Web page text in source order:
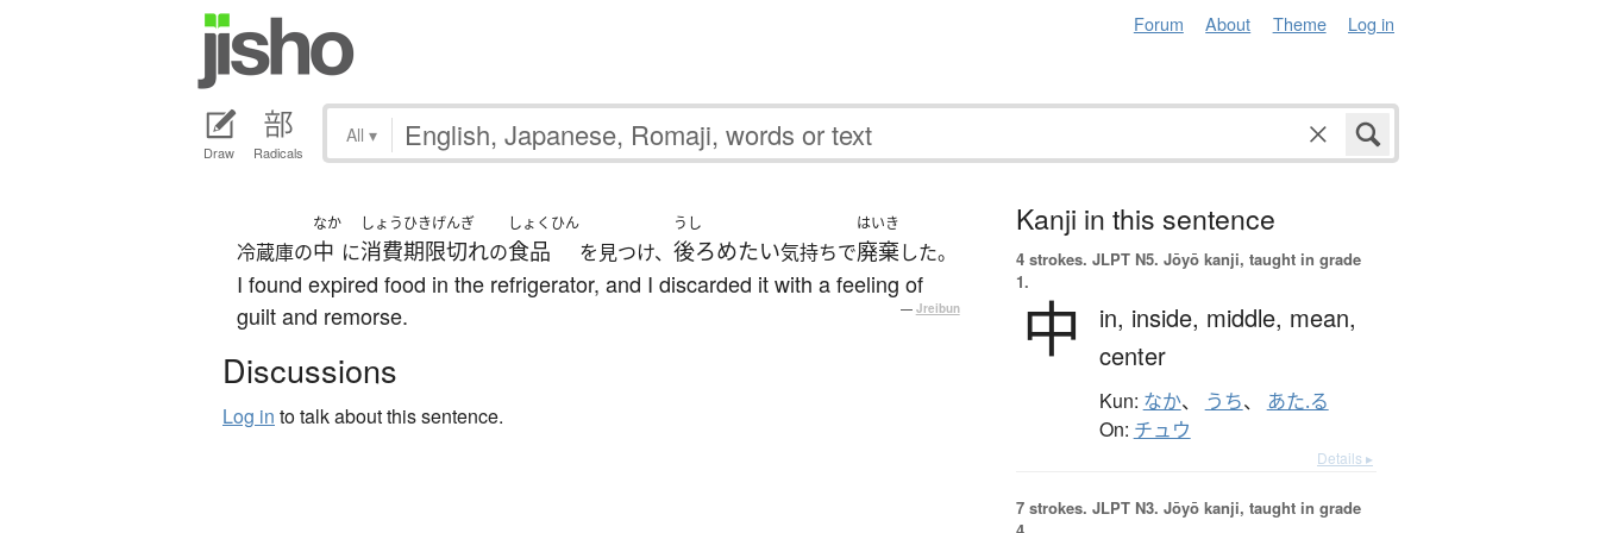
Forum About Theme Log in
Draw Radicals
All ▾
冷蔵庫の
なか
中 に
しょうひきげんぎ
消費期限切れの
しょくひん
食品 を見つけ、
うし
後ろめたい気持ちで
はいき
廃棄した。
I found expired food in the refrigerator, and I discarded it with a feeling of
guilt and remorse.
— Jreibun
Discussions
Log in to talk about this sentence.
Kanji in this sentence
4 strokes. JLPT N5. Jōyō kanji, taught in grade
1.
中 in, inside, middle, mean,
center
Kun: なか、 うち、 あた.る
On: チュウ
Details ▸
7 strokes. JLPT N3. Jōyō kanji, taught in grade